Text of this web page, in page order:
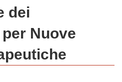
dei
Nuove